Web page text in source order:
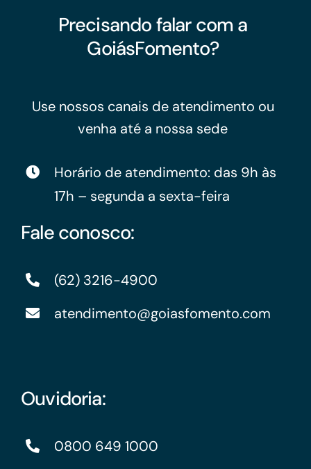
Precisando falar com a
GoiásFomento?
Use nossos canais de atendimento ou
venha até a nossa sede
Horário de atendimento: das 9h às
17h – segunda a sexta-feira
Fale conosco:
(62) 3216-4900
atendimento@goiasfomento.com
Ouvidoria:
0800 649 1000